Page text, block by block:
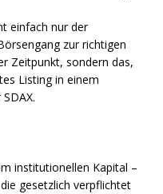
einfach nur der
zur richtigen
Zeitpunkt, sondern das,
Listing in einem
institutionellen Kapital –
gesetzlich verpflichtet